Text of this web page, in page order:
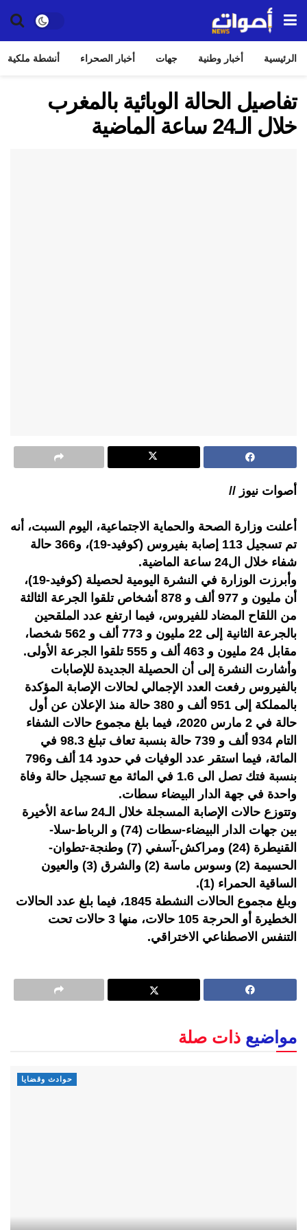
الرئيسية أخبار وطنية جهات أخبار الصحراء أنشطة ملكية
تفاصيل الحالة الوبائية بالمغرب
خلال الـ24 ساعة الماضية
أصوات نيوز //
أعلنت وزارة الصحة والحماية الاجتماعية، اليوم السبت، أنه
تم تسجيل 113 إصابة بفيروس (كوفيد-19)، و366 حالة
شفاء خلال ال24 ساعة الماضية.
وأبرزت الوزارة في النشرة اليومية لحصيلة (كوفيد-19)،
أن مليون و 977 ألف و 878 أشخاص تلقوا الجرعة الثالثة
من اللقاح المضاد للفيروس، فيما ارتفع عدد الملقحين
بالجرعة الثانية إلى 22 مليون و 773 ألف و 562 شخصا،
مقابل 24 مليون و 463 ألف و 555 تلقوا الجرعة الأولى.
وأشارت النشرة إلى أن الحصيلة الجديدة للإصابات
بالفيروس رفعت العدد الإجمالي لحالات الإصابة المؤكدة
بالمملكة إلى 951 ألف و 380 حالة منذ الإعلان عن أول
حالة في 2 مارس 2020، فيما بلغ مجموع حالات الشفاء
التام 934 ألف و 739 حالة بنسبة تعاف تبلغ 98.3 في
المائة، فيما استقر عدد الوفيات في حدود 14 ألف و796
بنسبة فتك تصل الى 1.6 في المائة مع تسجيل حالة وفاة
واحدة في جهة الدار البيضاء سطات.
وتتوزع حالات الإصابة المسجلة خلال الـ24 ساعة الأخيرة
بين جهات الدار البيضاء-سطات (74) و الرباط-سلا-
القنيطرة (24) ومراكش-آسفي (7) وطنجة-تطوان-
الحسيمة (2) وسوس ماسة (2) والشرق (3) والعيون
الساقية الحمراء (1).
وبلغ مجموع الحالات النشطة 1845، فيما بلغ عدد الحالات
الخطيرة أو الحرجة 105 حالات، منها 3 حالات تحت
التنفس الاصطناعي الاختراقي.
مواضيع ذات صلة
حوادث وقضايا